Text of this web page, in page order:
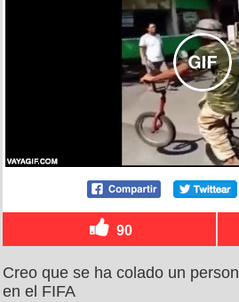
90
Creo que se ha colado un
en el FIFA